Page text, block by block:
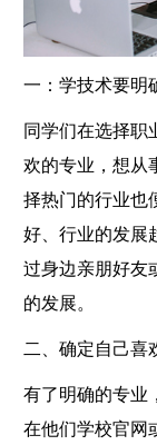
一：学技术要明
同学们在选择职
欢的专业，想从
择热门的行业也
好、行业的发展
过身边亲朋好友
的发展。
二、确定自己喜
有了明确的专业
在他们学校官网